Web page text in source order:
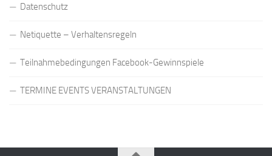
Datenschutz
Netiquette – Verhaltensregeln
Teilnahmebedingungen Facebook-Gewinnspiele
TERMINE EVENTS VERANSTALTUNGEN